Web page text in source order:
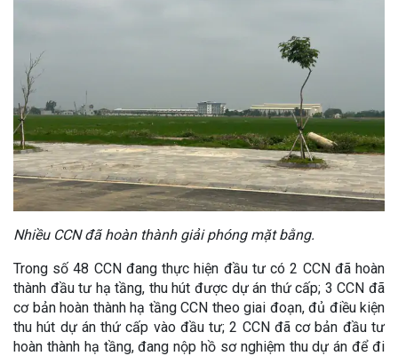
Nhiều CCN đã hoàn thành giải phóng mặt bằng.
Trong số 48 CCN đang thực hiện đầu tư có 2 CCN đã hoàn
thành đầu tư hạ tầng, thu hút được dự án thứ cấp; 3 CCN đã
cơ bản hoàn thành hạ tầng CCN theo giai đoạn, đủ điều kiện
thu hút dự án thứ cấp vào đầu tư; 2 CCN đã cơ bản đầu tư
hoàn thành hạ tầng, đang nộp hồ sơ nghiệm thu dự án để đi